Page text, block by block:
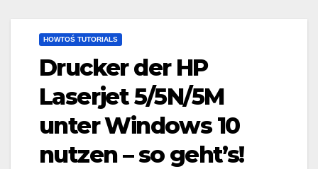
HOWTOŚ TUTORIALS
Drucker der HP
Laserjet 5/5N/5M
unter Windows 10
nutzen – so geht’s!